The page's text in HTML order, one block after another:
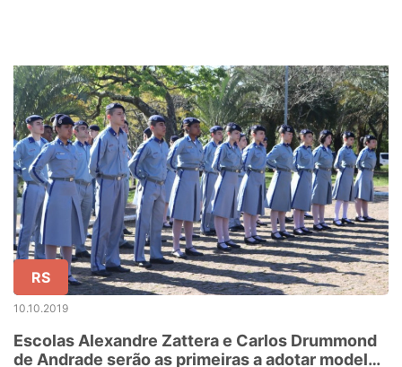
RS
10.10.2019
Escolas Alexandre Zattera e Carlos Drummond
de Andrade serão as primeiras a adotar modelo